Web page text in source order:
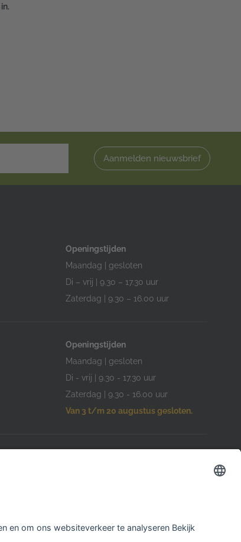
in.
Aanmelden nieuwsbrief
Openingstijden
Maandag | gesloten
Di – vrij | 9.30 – 17.30 uur
Zaterdag | 9.30 – 16.00 uur
Openingstijden
Maandag | gesloten
Di - vrij | 9.30 - 17.30 uur
Zaterdag | 9.30 - 16.00 uur
Van 3 t/m 20 augustus gesloten.